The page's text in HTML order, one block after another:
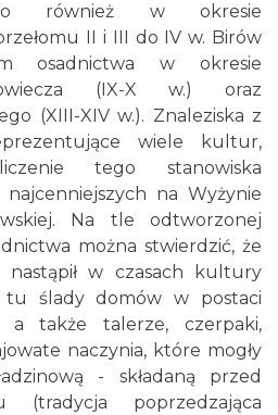
również w okresie
II i III do IV w. Birów
osadnictwa w okresie
(IX-X w.) oraz
(XIII-XIV w.). Znaleziska z
wiele kultur,
tego stanowiska
na Wyżynie
Na tle odtworzonej
można stwierdzić, że
w czasach kultury
tu ślady domów w postaci
a także talerze, czerpaki,
naczynia, które mogły
- składaną przed
(tradycja poprzedzająca